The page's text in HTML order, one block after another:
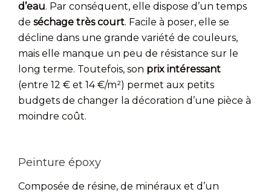
d’eau. Par conséquent, elle dispose d’un temps
de séchage très court. Facile à poser, elle se
décline dans une grande variété de couleurs,
mais elle manque un peu de résistance sur le
long terme. Toutefois, son prix intéressant
(entre 12 € et 14 €/m²) permet aux petits
budgets de changer la décoration d’une pièce à
moindre coût.
Peinture époxy
Composée de résine, de minéraux et d’un